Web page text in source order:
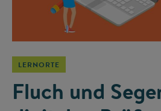
LERNORTE
Fluch und